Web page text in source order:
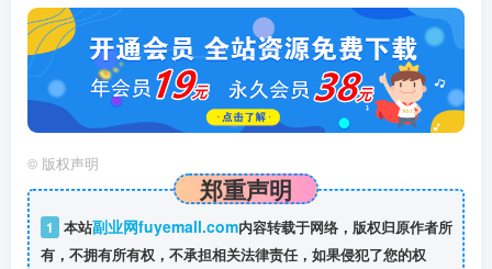
© 版权声明
郑重声明
1 本站副业网fuyemall.com内容转载于网络，版权归原作者所
有，不拥有所有权，不承担相关法律责任，如果侵犯了您的权